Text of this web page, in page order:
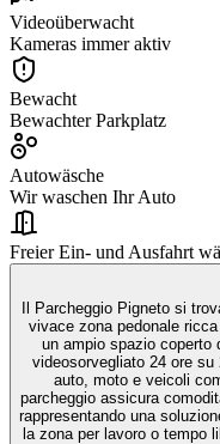
Videoüberwacht
Kameras immer aktiv
Bewacht
Bewachter Parkplatz
Autowäsche
Wir waschen Ihr Auto
Freier Ein- und Ausfahrt
Il Parcheggio Pigneto si
vivace zona pedonale
un ampio spazio coperto
videosorvegliato 24 ore
auto, moto e veicoli
parcheggio assicura
rappresentando una
la zona per lavoro o tempo